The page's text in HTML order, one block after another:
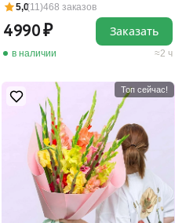
5,0(11)468 заказов
4990
в наличии 2 ч
Заказать
Топ сейчас!